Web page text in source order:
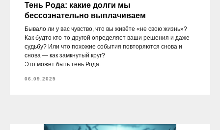
Тень Рода: какие долги мы
бессознательно выплачиваем
Бывало ли у вас чувство, что вы живёте «не свою жизнь»?
Как будто кто-то другой определяет ваши решения и даже
судьбу? Или что похожие события повторяются снова и
снова — как замкнутый круг?
Это может быть тень Рода.
06.09.2025